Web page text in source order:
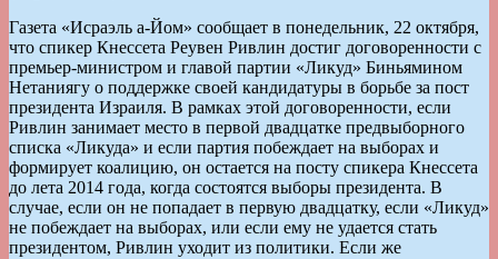
Газета «Исраэль а-Йом» сообщает в понедельник, 22 октября,
что спикер Кнессета Реувен Ривлин достиг договоренности с
премьер-министром и главой партии «Ликуд» Биньямином
Нетаниягу о поддержке своей кандидатуры в борьбе за пост
президента Израиля. В рамках этой договоренности, если
Ривлин занимает место в первой двадцатке предвыборного
списка «Ликуда» и если партия побеждает на выборах и
формирует коалицию, он остается на посту спикера Кнессета
до лета 2014 года, когда состоятся выборы президента. В
случае, если он не попадает в первую двадцатку, если «Ликуд»
не побеждает на выборах, или если ему не удается стать
президентом, Ривлин уходит из политики. Если же